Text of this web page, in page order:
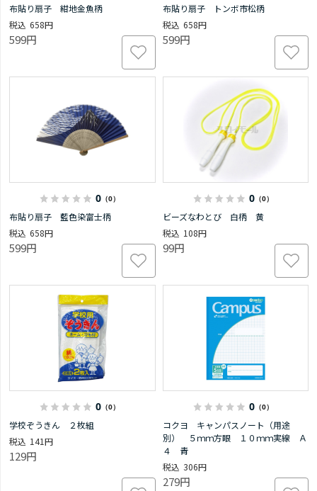
布貼り扇子 紺地金魚柄
658円
599円
布貼り扇子 トンボ市松柄
658円
599円
0 （0）
布貼り扇子 藍色染富士柄
658円
599円
0（0）
ビーズなわとび 白柄 黄
108円
99円
0 （0）
学校ぞうきん ２枚組
141円
129円
0（0）
コクヨ キャンパスノート（用途
別） ５ｍｍ方眼 １０ｍｍ実線 Ａ
４ 青
306円
279円